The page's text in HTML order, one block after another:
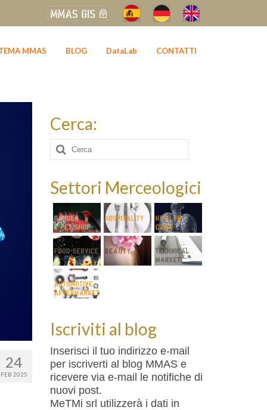
MMAS BLOG DataLab CONTATTI
24
FEB 2025
Cerca:
Cerca:
Settori Merceologici
Iscriviti al blog
Inserisci il tuo indirizzo e-mail
per iscriverti al blog MMAS e
ricevere via e-mail le notifiche di
nuovi post.
MeTMi srl utilizzerà i dati in